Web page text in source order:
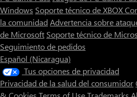
Windows Soporte técnico de XBOX
la comunidad Advertencia sobre
de Microsoft Soporte técnico de
Seguimiento de pedidos
Español (Nicaragua)
Tus opciones de privacidad
Privacidad de la salud del consumidor